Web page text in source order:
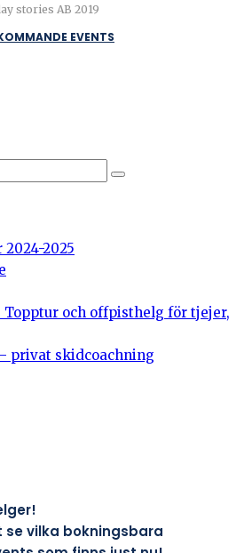
stories AB 2019
EVENTS
2025
Topptur och offpisthelg för tjejer,
privat skidcoachning
vilka bokningsbara